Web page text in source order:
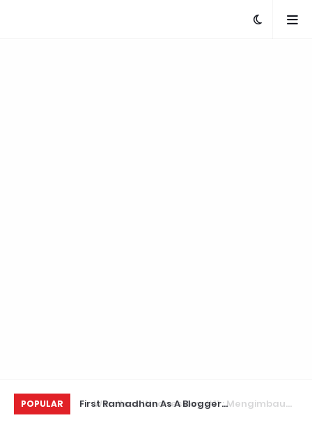
POPULAR First Ramadhan As A Blogger...